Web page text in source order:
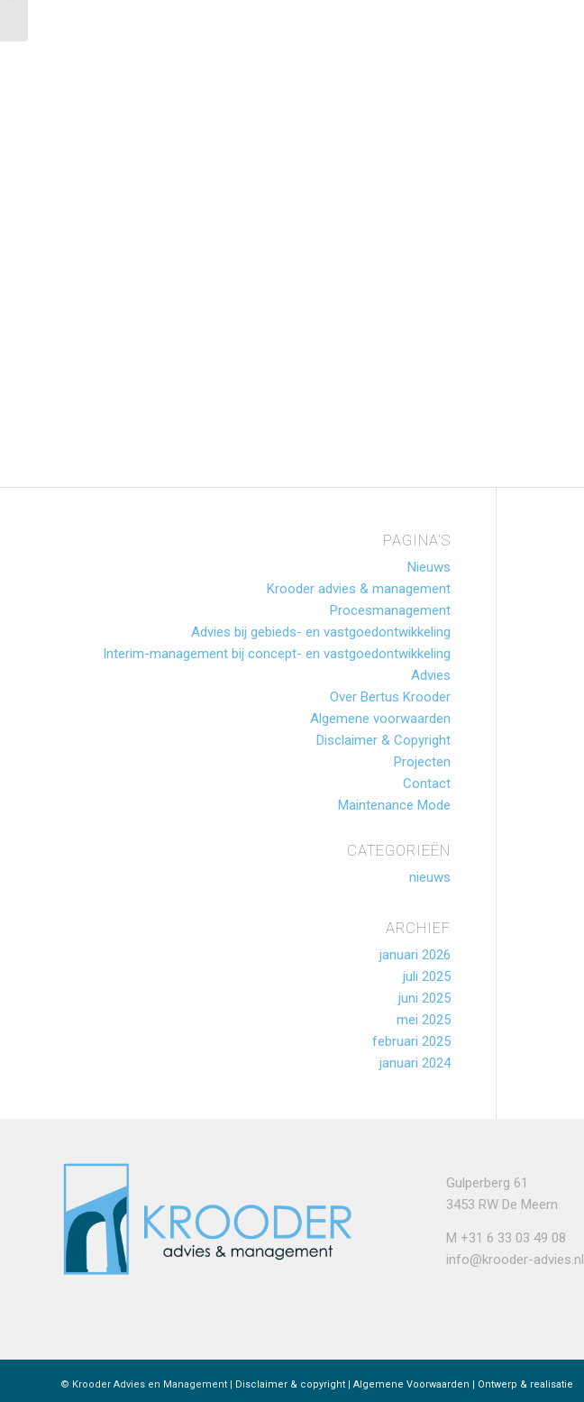
PAGINA’S
Nieuws
Krooder advies & management
Procesmanagement
Advies bij gebieds- en vastgoedontwikkeling
Interim-management bij concept- en vastgoedontwikkeling
Advies
Over Bertus Krooder
Algemene voorwaarden
Disclaimer & Copyright
Projecten
Contact
Maintenance Mode
CATEGORIEËN
nieuws
ARCHIEF
januari 2026
juli 2025
juni 2025
mei 2025
februari 2025
januari 2024
Gulperberg 61
3453 RW De Meern
M +31 6 33 03 49 08
info@krooder-advies.nl
© Krooder Advies en Management | Disclaimer & copyright | Algemene Voorwaarden | Ontwerp & realisatie